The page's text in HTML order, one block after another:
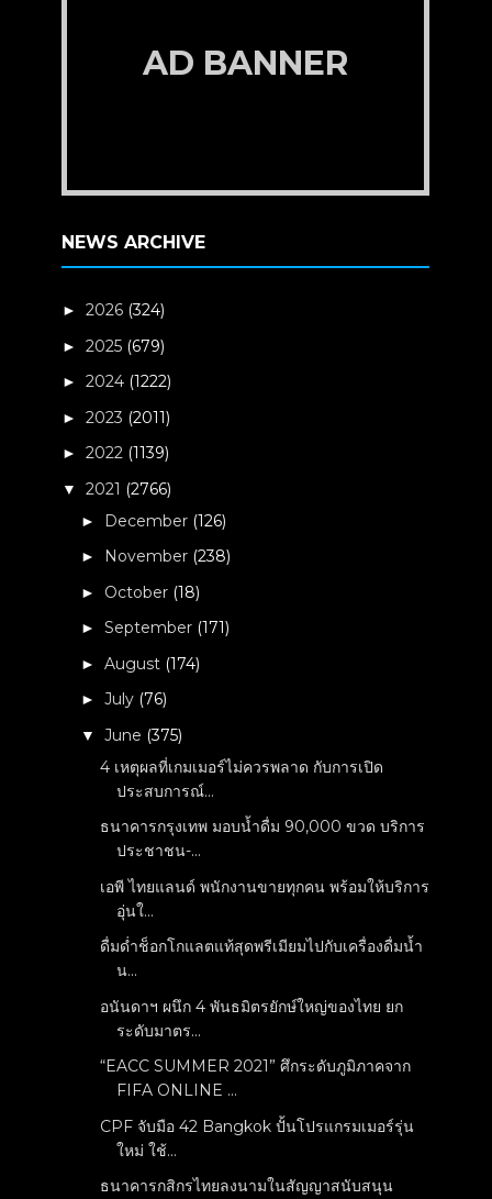
AD BANNER
NEWS ARCHIVE
►2026 (324)
►2025 (679)
►2024 (1222)
►2023 (2011)
►2022 (1139)
▼2021 (2766)
► December (126)
► November (238)
► October (18)
►September (171)
►August (174)
►July (76)
▼June (375)
4 เหตุผลที่เกมเมอร์ไม่ควรพลาด กับการเปิด
ประสบการณ์...
ธนาคารกรุงเทพ มอบน้ำดื่ม 90,000 ขวด บริการ
ประชาชน-...
เอพี ไทยแลนด์ พนักงานขายทุกคน พร้อมให้บริการ
อุ่นใ...
ดื่มด่ำช็อกโกแลตแท้สุดพรีเมียมไปกับเครื่องดื่มน้ำ
น...
อนันดาฯ ผนึก 4 พันธมิตรยักษ์ใหญ่ของไทย ยก
ระดับมาตร...
“EACC SUMMER 2021” ศึกระดับภูมิภาคจาก
FIFA ONLINE ...
CPF จับมือ 42 Bangkok ปั้นโปรแกรมเมอร์รุ่น
ใหม่ ใช้...
ธนาคารกสิกรไทยลงนามในสัญญาสนับสนุน